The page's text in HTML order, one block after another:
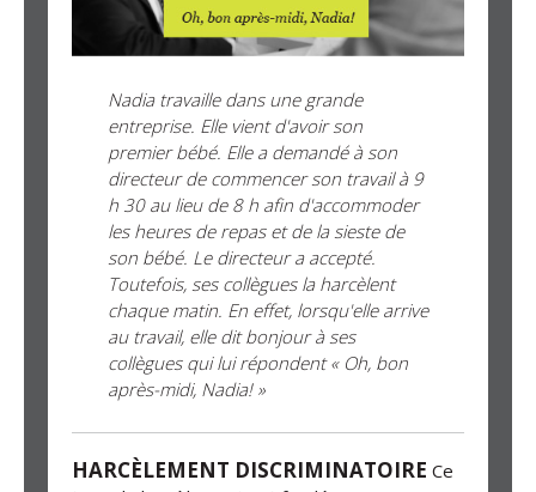
Nadia travaille dans une grande
entreprise. Elle vient d'avoir son
premier bébé. Elle a demandé à son
directeur de commencer son travail à 9
h 30 au lieu de 8 h afin d'accommoder
les heures de repas et de la sieste de
son bébé. Le directeur a accepté.
Toutefois, ses collègues la harcèlent
chaque matin. En effet, lorsqu'elle arrive
au travail, elle dit bonjour à ses
collègues qui lui répondent « Oh, bon
après-midi, Nadia! »
HARCÈLEMENT DISCRIMINATOIRE Ce